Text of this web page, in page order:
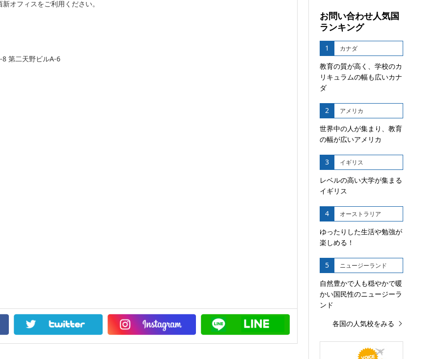
オフィスをご利用ください。
第二天野ビルA-6
お問い合わせ人気国
ランキング
1 カナダ
教育の質が高く、学校のカ
リキュラムの幅も広いカナ
ダ
2 アメリカ
世界中の人が集まり、教育
の幅が広いアメリカ
3 イギリス
レベルの高い大学が集まる
イギリス
4 オーストラリア
ゆったりした生活や勉強が
楽しめる！
5 ニュージーランド
自然豊かで人も穏やかで暖
かい国民性のニュージーラ
ンド
各国の人気校をみる